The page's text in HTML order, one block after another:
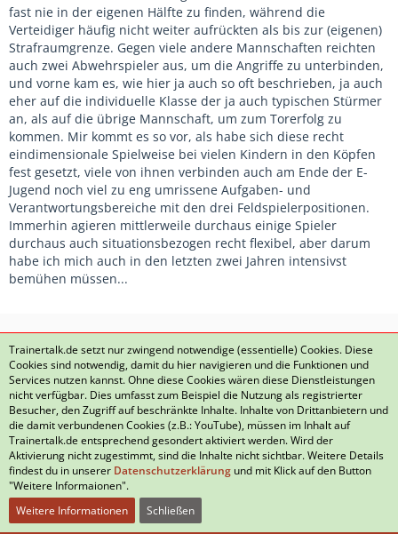
fast nie in der eigenen Hälfte zu finden, während die
Verteidiger häufig nicht weiter aufrückten als bis zur (eigenen)
Strafraumgrenze. Gegen viele andere Mannschaften reichten
auch zwei Abwehrspieler aus, um die Angriffe zu unterbinden,
und vorne kam es, wie hier ja auch so oft beschrieben, ja auch
eher auf die individuelle Klasse der ja auch typischen Stürmer
an, als auf die übrige Mannschaft, um zum Torerfolg zu
kommen. Mir kommt es so vor, als habe sich diese recht
eindimensionale Spielweise bei vielen Kindern in den Köpfen
fest gesetzt, viele von ihnen verbinden auch am Ende der E-
Jugend noch viel zu eng umrissene Aufgaben- und
Verantwortungsbereiche mit den drei Feldspielerpositionen.
Immerhin agieren mittlerweile durchaus einige Spieler
durchaus auch situationsbezogen recht flexibel, aber darum
habe ich mich auch in den letzten zwei Jahren intensivst
bemühen müssen...
4 … 161
Datenschutzerklärung Kontakt Impressum
Nutzungsbedingungen Häufig gestellte Fragen
Community-Software:
Trainertalk.de setzt nur zwingend notwendige (essentielle) Cookies. Diese
Cookies sind notwendig, damit du hier navigieren und die Funktionen und
Services nutzen kannst. Ohne diese Cookies wären diese Dienstleistungen
nicht verfügbar. Dies umfasst zum Beispiel die Nutzung als registrierter
Besucher, den Zugriff auf beschränkte Inhalte. Inhalte von Drittanbietern und
die damit verbundenen Cookies (z.B.: YouTube), müssen im Inhalt auf
Trainertalk.de entsprechend gesondert aktiviert werden. Wird der
Aktivierung nicht zugestimmt, sind die Inhalte nicht sichtbar. Weitere Details
findest du in unserer Datenschutzerklärung und mit Klick auf den Button
"Weitere Informaionen".
Weitere Informationen
Schließen